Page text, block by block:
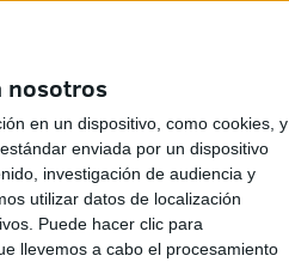
nosotros
en un dispositivo, como cookies, y
enviada por un dispositivo
investigación de audiencia y
utilizar datos de localización
Puede hacer clic para
llevemos a cabo el procesamiento
de
de la
para
C1+E,